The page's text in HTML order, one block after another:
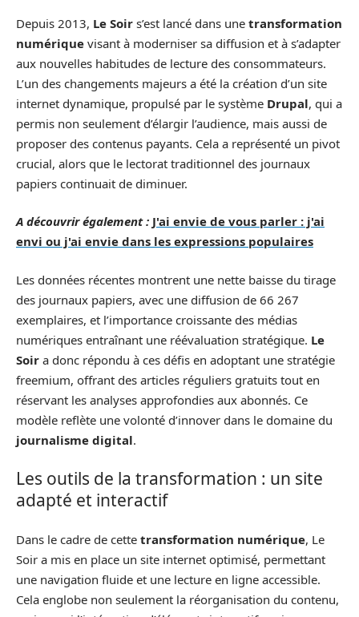
Depuis 2013, Le Soir s’est lancé dans une transformation
numérique visant à moderniser sa diffusion et à s’adapter
aux nouvelles habitudes de lecture des consommateurs.
L’un des changements majeurs a été la création d’un site
internet dynamique, propulsé par le système Drupal, qui a
permis non seulement d’élargir l’audience, mais aussi de
proposer des contenus payants. Cela a représenté un pivot
crucial, alors que le lectorat traditionnel des journaux
papiers continuait de diminuer.
A découvrir également : J'ai envie de vous parler : j'ai
envi ou j'ai envie dans les expressions populaires
Les données récentes montrent une nette baisse du tirage
des journaux papiers, avec une diffusion de 66 267
exemplaires, et l’importance croissante des médias
numériques entraînant une réévaluation stratégique. Le
Soir a donc répondu à ces défis en adoptant une stratégie
freemium, offrant des articles réguliers gratuits tout en
réservant les analyses approfondies aux abonnés. Ce
modèle reflète une volonté d’innover dans le domaine du
journalisme digital.
Les outils de la transformation : un site
adapté et interactif
Dans le cadre de cette transformation numérique, Le
Soir a mis en place un site internet optimisé, permettant
une navigation fluide et une lecture en ligne accessible.
Cela englobe non seulement la réorganisation du contenu,